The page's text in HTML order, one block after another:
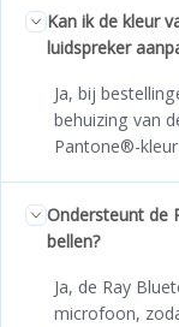
Kan ik de kleur
luidspreker
Ja, bij
behuizing van
Pantone®-
Ondersteunt de
bellen?
Ja, de Ray
microfoon,